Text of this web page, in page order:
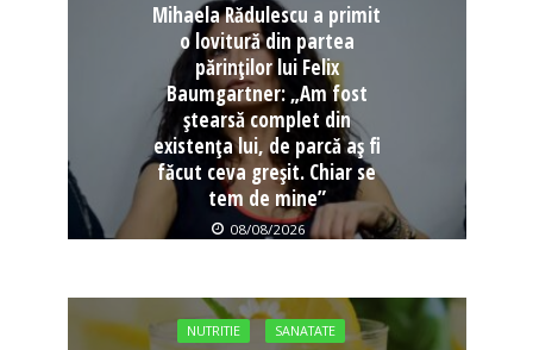
Mihaela Rădulescu a primit
o lovitură din partea
părinților lui Felix
Baumgartner: „Am fost
ștearsă complet din
existența lui, de parcă aș fi
făcut ceva greșit. Chiar se
tem de mine”
08/08/2026
NUTRITIE SANATATE